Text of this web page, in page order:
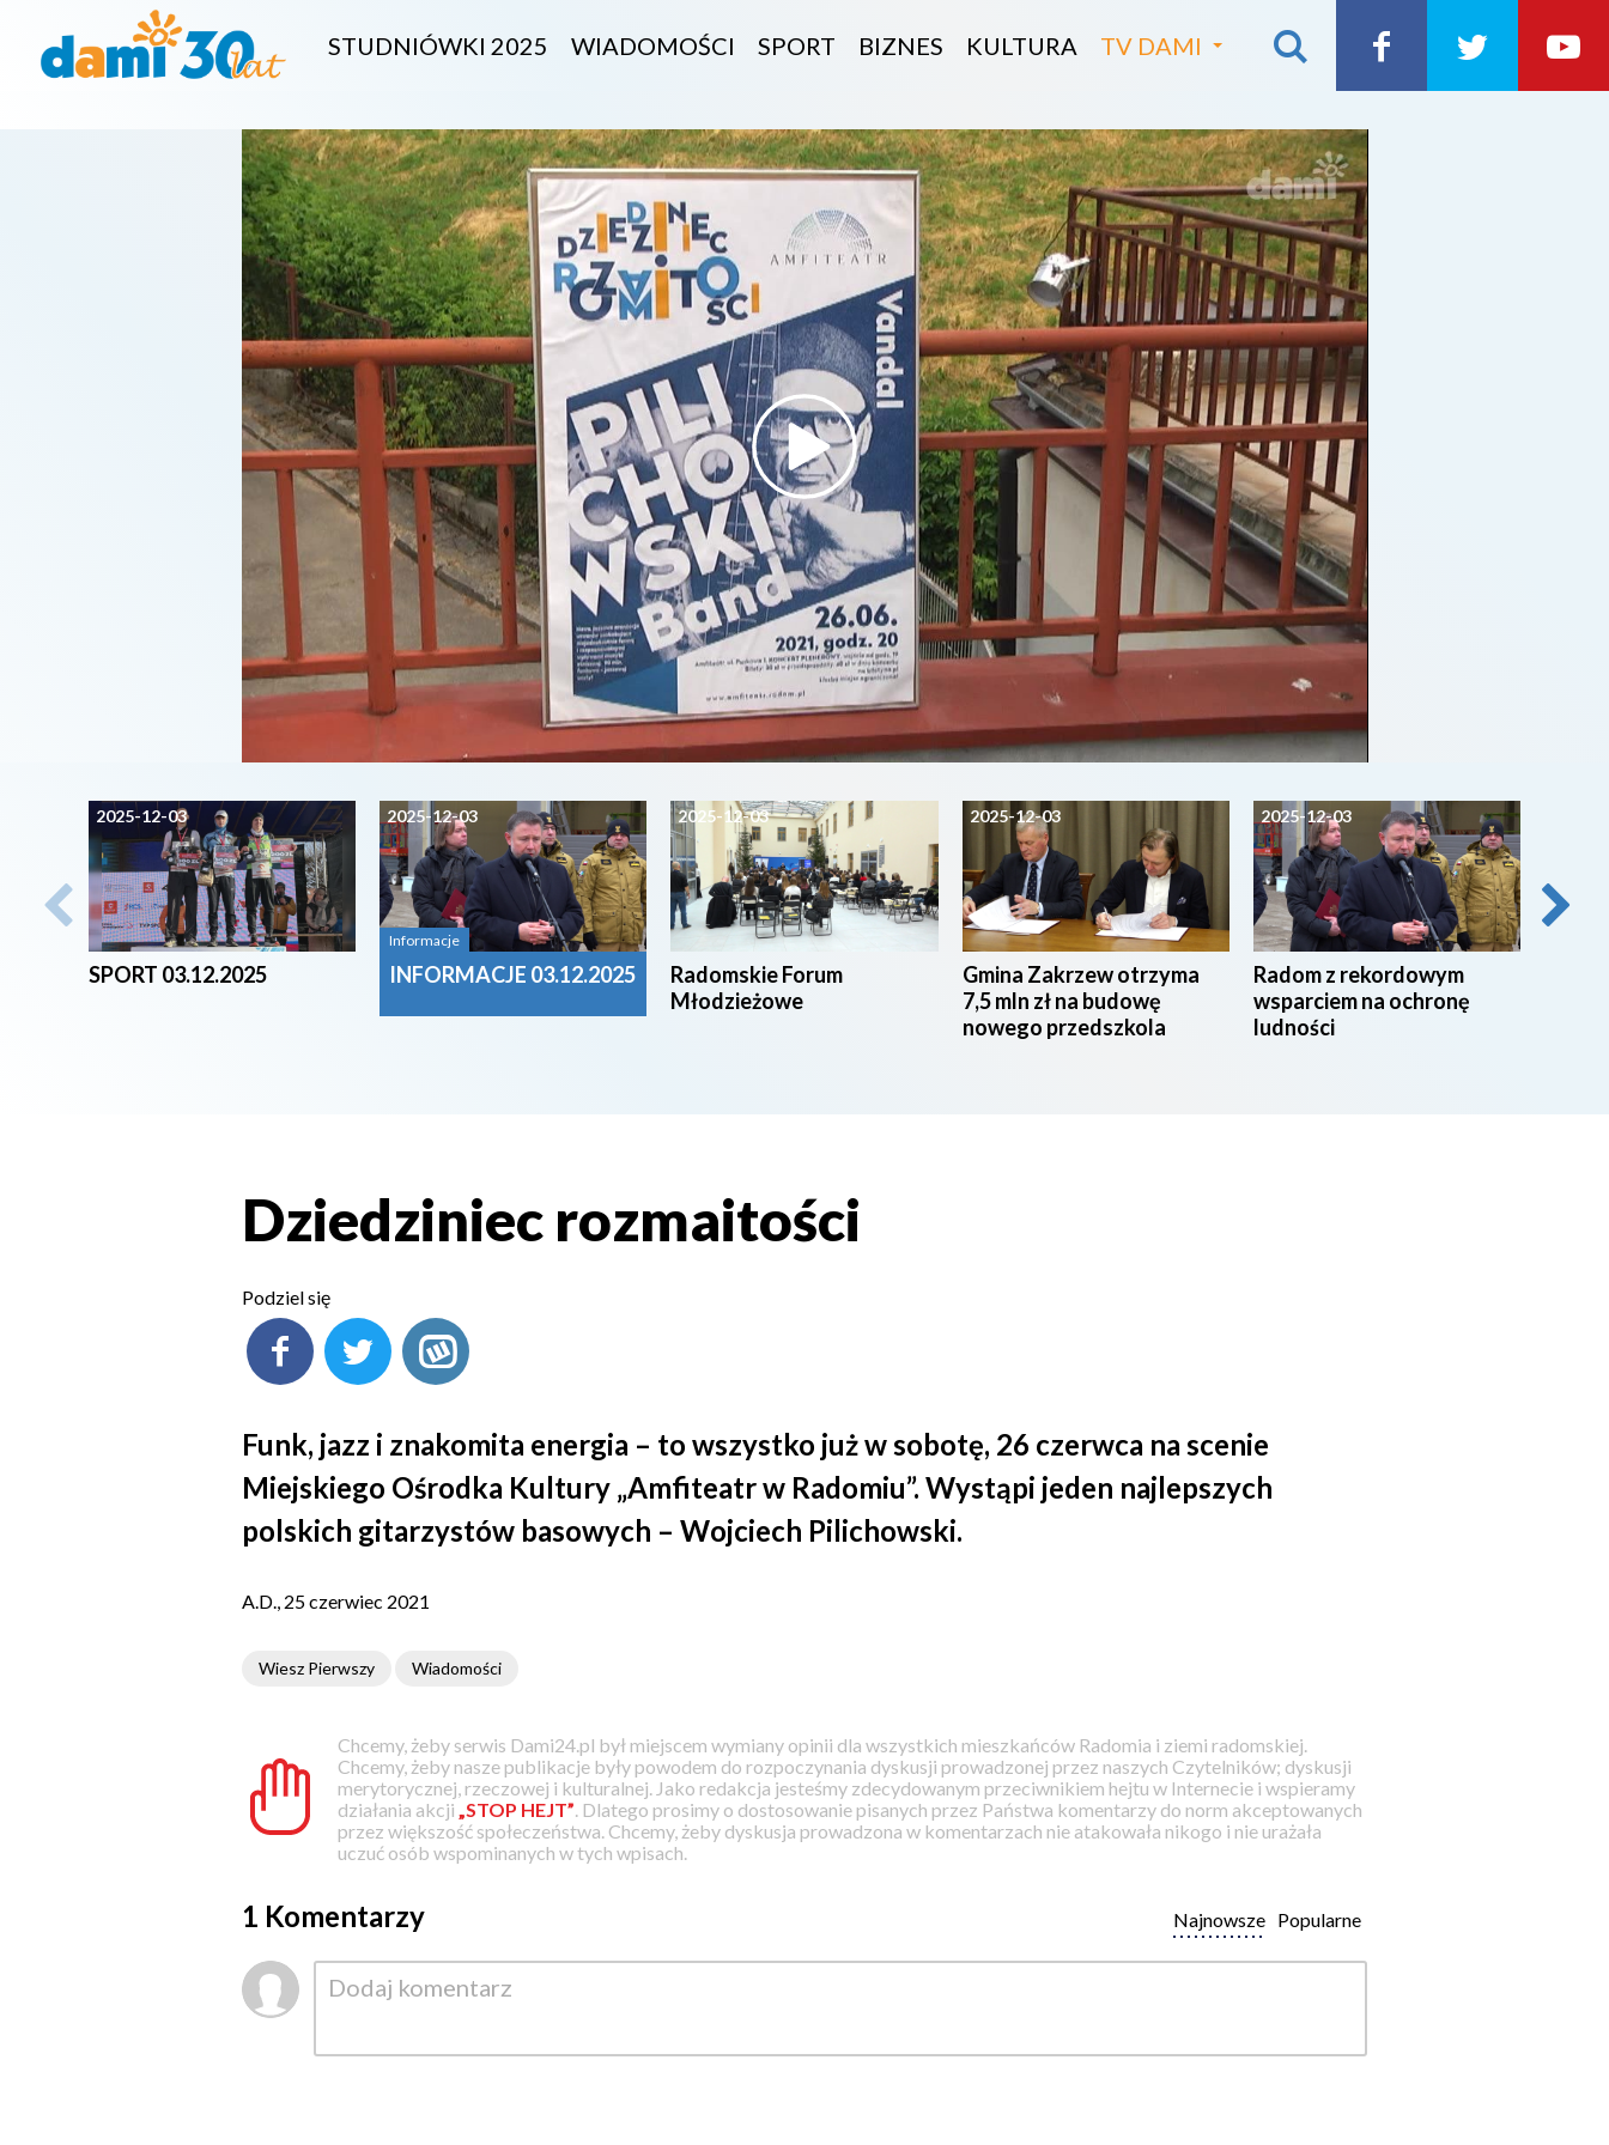
STUDNIÓWKI 2025 WIADOMOŚCI SPORT BIZNES KULTURA TV DAMI
2025-12-03
SPORT 03.12.2025
2025-12-03
Informacje
INFORMACJE 03.12.2025
2025-12-03
Radomskie Forum
Młodzieżowe
2025-12-03
Gmina Zakrzew otrzyma
7,5 mln zł na budowę
nowego przedszkola
2025-12-03
Radom z rekordowym
wsparciem na ochronę
ludności
Dziedziniec rozmaitości
Podziel się
Funk, jazz i znakomita energia – to wszystko już w sobotę, 26 czerwca na scenie
Miejskiego Ośrodka Kultury „Amfiteatr w Radomiu”. Wystąpi jeden najlepszych
polskich gitarzystów basowych – Wojciech Pilichowski.
A.D., 25 czerwiec 2021
Wiesz Pierwszy Wiadomości
Chcemy, żeby serwis Dami24.pl był miejscem wymiany opinii dla wszystkich mieszkańców Radomia i ziemi radomskiej.
Chcemy, żeby nasze publikacje były powodem do rozpoczynania dyskusji prowadzonej przez naszych Czytelników; dyskusji
merytorycznej, rzeczowej i kulturalnej. Jako redakcja jesteśmy zdecydowanym przeciwnikiem hejtu w Internecie i wspieramy
działania akcji „STOP HEJT” . Dlatego prosimy o dostosowanie pisanych przez Państwa komentarzy do norm akceptowanych
przez większość społeczeństwa. Chcemy, żeby dyskusja prowadzona w komentarzach nie atakowała nikogo i nie urażała
uczuć osób wspominanych w tych wpisach.
1 Komentarzy Popularne
Najnowsze